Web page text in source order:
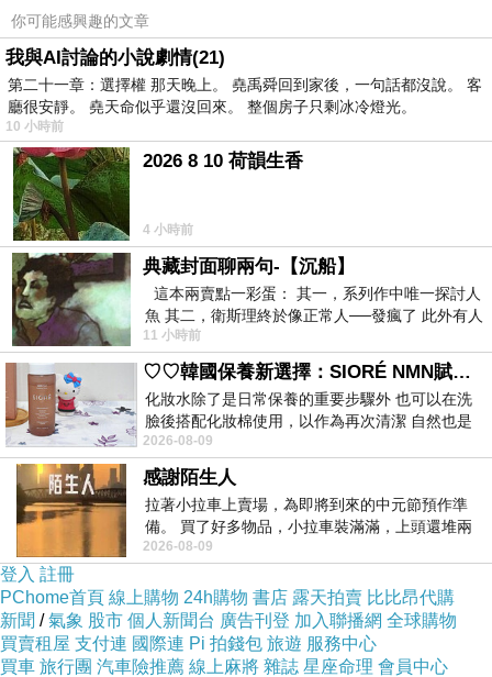
你可能感興趣的文章
我與AI討論的小說劇情(21)
第二十一章：選擇權 那天晚上。 堯禹舜回到家後，一句話都沒說。 客
廳很安靜。 堯天命似乎還沒回來。 整個房子只剩冰冷燈光。
10 小時前
2026 8 10 荷韻生香
4 小時前
典藏封面聊兩句-【沉船】
這本兩賣點一彩蛋： 其一，系列作中唯一探討人
魚 其二，衛斯理終於像正常人──發瘋了 此外有人
在南極打死北極熊（@《地心
11 小時前
♡♡韓國保養新選擇：SIORÉ NMN賦活泡泡化妝水♡♡
化妝水除了是日常保養的重要步驟外 也可以在洗
臉後搭配化妝棉使用，以作為再次清潔 自然也是
我的保養必備品項 不過，我對於化妝
2026-08-09
感謝陌生人
拉著小拉車上賣場，為即將到來的中元節預作準
備。 買了好多物品，小拉車裝滿滿，上頭還堆兩
紙箱。 雖辛苦了點，這點程度我一個人搬
2026-08-09
登入 註冊
PChome首頁 線上購物 24h購物 書店 露天拍賣 比比昂代購
新聞 /氣象 股市 個人新聞台 廣告刊登 加入聯播網 全球購物
買賣租屋 支付連 國際連 Pi 拍錢包 旅遊 服務中心
買車 旅行團 汽車險推薦 線上麻將 雜誌 星座命理 會員中心